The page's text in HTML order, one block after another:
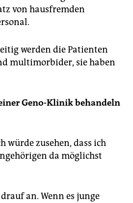
von hausfremden
werden die Patienten
multimorbider, sie haben
Geno-Klinik behandeln
würde zusehen, dass ich
da möglichst
an. Wenn es junge